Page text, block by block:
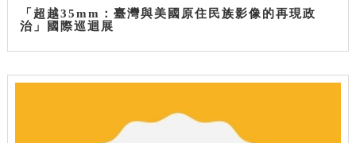
「超越35mm：臺灣與美國原住民族影像的再現政
治」國際巡迴展